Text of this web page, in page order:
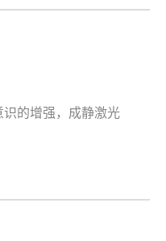
的增强，成静激光